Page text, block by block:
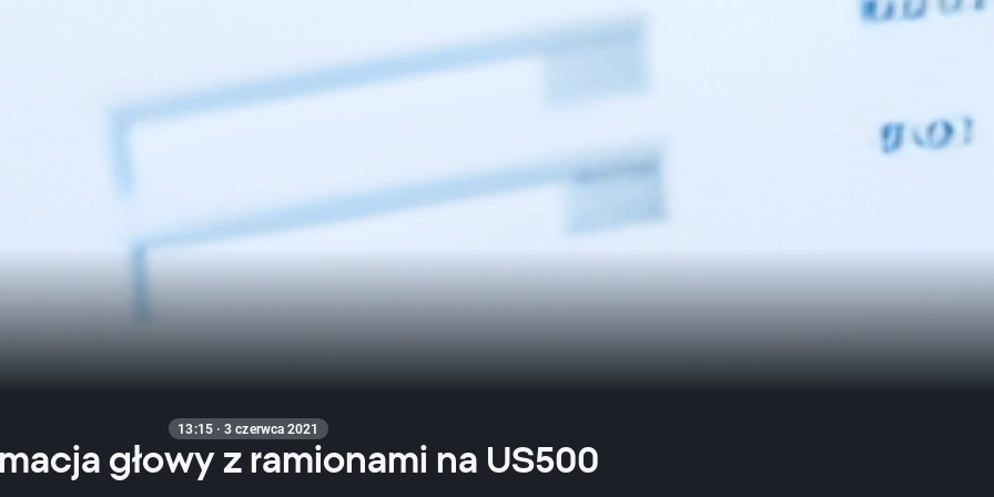
13:15 · 3 czerwca 2021
głowy z ramionami na US500